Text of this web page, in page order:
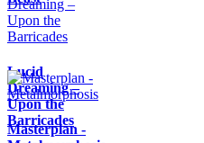
Lucid
Dreaming –
Upon the
Barricades
Masterplan -